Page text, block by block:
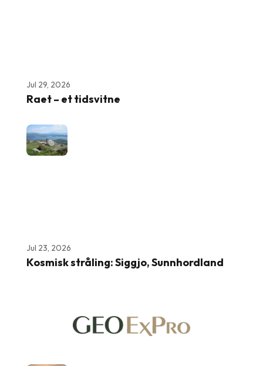
Jul 29, 2026
Raet – et tidsvitne
Jul 23, 2026
Kosmisk stråling: Siggjo, Sunnhordland